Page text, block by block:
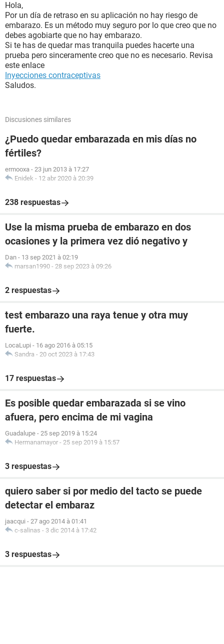
Hola,
Por un día de retraso en su aplicación no hay riesgo de
embarazo. Es un método muy seguro por lo que creo que no
debes agobiarte que no hay embarazo.
Si te has de quedar mas tranquila puedes hacerte una
prueba pero sinceramente creo que no es necesario. Revisa
este enlace
Inyecciones contraceptivas
Saludos.
Discusiones similares
¿Puedo quedar embarazada en mis días no
fértiles?
ermooxa - 23 jun 2013 à 17:27
Enidek - 12 abr 2020 à 20:39
238 respuestas
Use la misma prueba de embarazo en dos
ocasiones y la primera vez dió negativo y
Dan - 13 sep 2021 à 02:19
marsan1990 - 28 sep 2023 à 09:26
2 respuestas
test embarazo una raya tenue y otra muy
fuerte.
LocaLupi - 16 ago 2016 à 05:15
Sandra - 20 oct 2023 à 17:43
17 respuestas
Es posible quedar embarazada si se vino
afuera, pero encima de mi vagina
Guadalupe - 25 sep 2019 à 15:24
Hermanamayor - 25 sep 2019 à 15:57
3 respuestas
quiero saber si por medio del tacto se puede
detectar el embaraz
jaacqui - 27 ago 2014 à 01:41
c-salinas - 3 dic 2014 à 17:42
3 respuestas